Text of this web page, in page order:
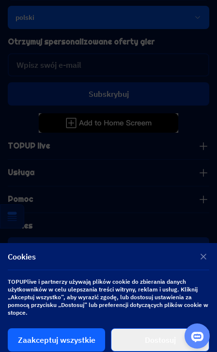
polski
TOPUP live
Usługa
Pomoc
Biznes
[email protected]
[email protected]
Otrzymuj spersonalizowane oferty gier
Subskrybuj
Obserwuj nas
Copyright 2026 SEA WHALE TECHNOLOGY PTE.LTD. All Rights Reserved.
Cookies
TOPUPlive i partnerzy używają plików cookie do zbierania danych
użytkowników w celu ulepszania treści witryny, reklam i usług. Kliknij
„Akceptuj wszystko”, aby wyrazić zgodę, lub dostosuj ustawienia za
pomocą przycisku „Dostosuj” lub preferencji dotyczących plików cookie w
stopce.
Zaakceptuj wszystkie